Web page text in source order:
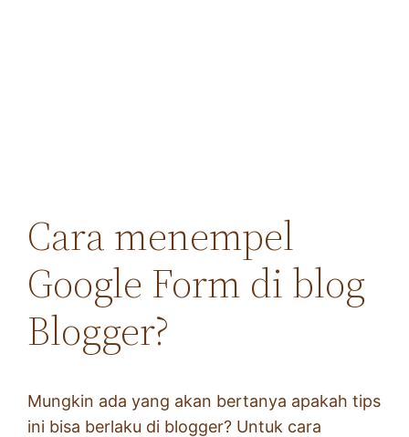
Cara menempel
Google Form di blog
Blogger?
Mungkin ada yang akan bertanya apakah tips
ini bisa berlaku di blogger? Untuk cara